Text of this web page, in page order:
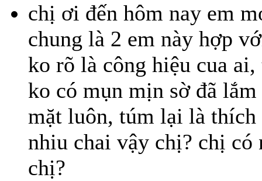
chị ơi đến hôm nay em
chung là 2 em này hợp
ko rõ là công hiệu cua
ko có mụn mịn sờ đã
mặt luôn, túm lại là thích
nhiu chai vậy chị? chị có
chị?